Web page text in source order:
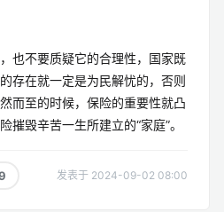
也不要质疑它的合理性，国家既
存在就一定是为民解忧的，否则
而至的时候，保险的重要性就凸
摧毁辛苦一生所建立的“家庭”。
发表于 2024-09-02 08:00